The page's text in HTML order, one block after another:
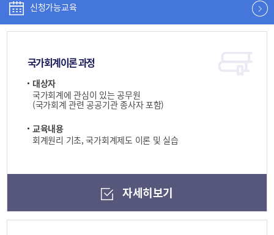
신청가능교육
국가회계이론 과정
대상자
국가회계에 관심이 있는 공무원
(국가회계 관련 공공기관 종사자 포함)
교육내용
회계원리 기초, 국가회계제도 이론 및 실습
자세히보기